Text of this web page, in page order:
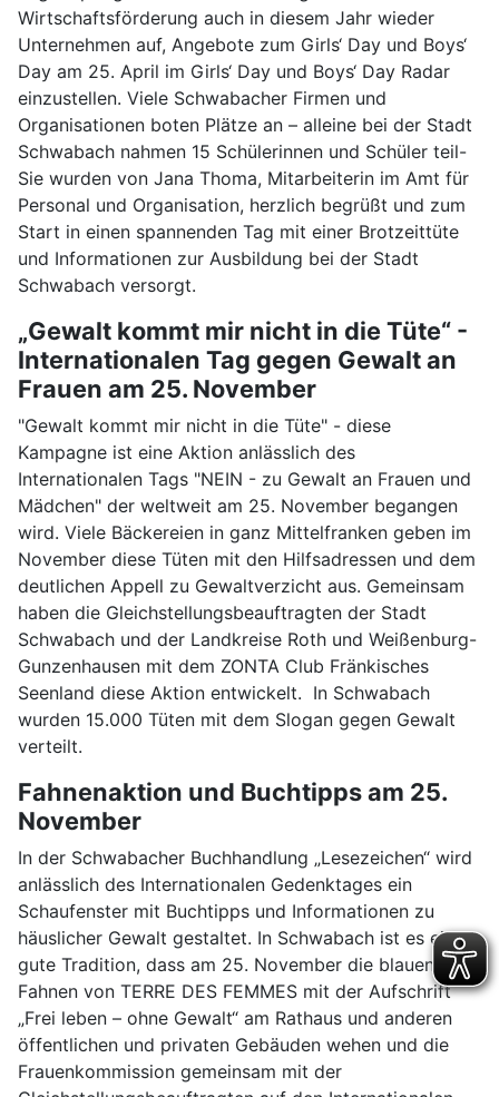
Wirtschaftsförderung auch in diesem Jahr wieder
Unternehmen auf, Angebote zum Girls‘ Day und Boys‘
Day am 25. April im Girls‘ Day und Boys‘ Day Radar
einzustellen. Viele Schwabacher Firmen und
Organisationen boten Plätze an – alleine bei der Stadt
Schwabach nahmen 15 Schülerinnen und Schüler teil-
Sie wurden von Jana Thoma, Mitarbeiterin im Amt für
Personal und Organisation, herzlich begrüßt und zum
Start in einen spannenden Tag mit einer Brotzeittüte
und Informationen zur Ausbildung bei der Stadt
Schwabach versorgt.
„Gewalt kommt mir nicht in die Tüte“ -
Internationalen Tag gegen Gewalt an
Frauen am 25. November
"Gewalt kommt mir nicht in die Tüte" - diese
Kampagne ist eine Aktion anlässlich des
Internationalen Tags "NEIN - zu Gewalt an Frauen und
Mädchen" der weltweit am 25. November begangen
wird. Viele Bäckereien in ganz Mittelfranken geben im
November diese Tüten mit den Hilfsadressen und dem
deutlichen Appell zu Gewaltverzicht aus. Gemeinsam
haben die Gleichstellungsbeauftragten der Stadt
Schwabach und der Landkreise Roth und Weißenburg-
Gunzenhausen mit dem ZONTA Club Fränkisches
Seenland diese Aktion entwickelt. In Schwabach
wurden 15.000 Tüten mit dem Slogan gegen Gewalt
verteilt.
Fahnenaktion und Buchtipps am 25.
November
In der Schwabacher Buchhandlung „Lesezeichen“ wird
anlässlich des Internationalen Gedenktages ein
Schaufenster mit Buchtipps und Informationen zu
häuslicher Gewalt gestaltet. In Schwabach ist es eine
gute Tradition, dass am 25. November die blauen
Fahnen von TERRE DES FEMMES mit der Aufschrift
„Frei leben – ohne Gewalt“ am Rathaus und anderen
öffentlichen und privaten Gebäuden wehen und die
Frauenkommission gemeinsam mit der